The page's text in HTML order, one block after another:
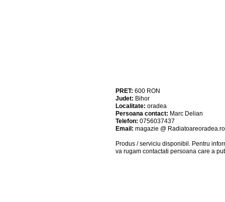
PRET: 600 RON
Judet: Bihor
Localitate: oradea
Persoana contact: Marc Delian
Telefon: 0756037437
Email: magazie @ Radiatoareoradea.ro
Produs / serviciu disponibil . Pentru
va rugam contactati persoana care a